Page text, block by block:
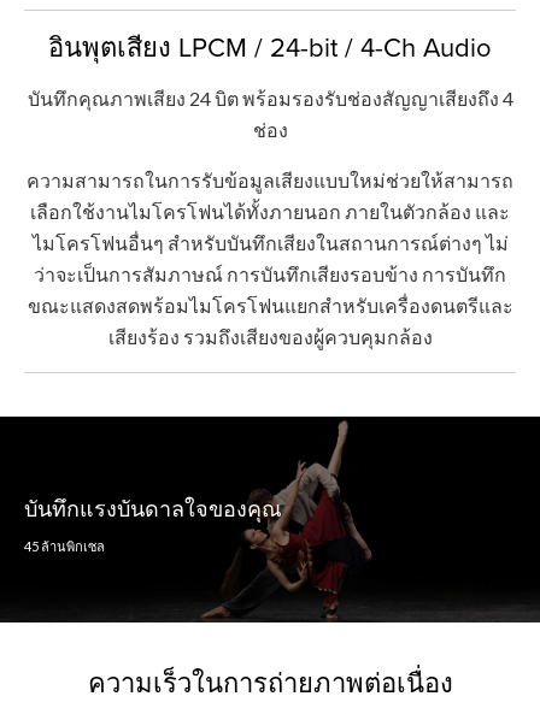
อินพุตเสียง LPCM / 24-bit / 4-Ch Audio
บันทึกคุณภาพเสียง 24 บิต พร้อมรองรับช่องสัญญาเสียงถึง 4
ช่อง
ความสามารถในการรับข้อมูลเสียงแบบใหม่ช่วยให้สามารถ
เลือกใช้งานไมโครโฟนได้ทั้งภายนอก ภายในตัวกล้อง และ
ไมโครโฟนอื่นๆ สำหรับบันทึกเสียงในสถานการณ์ต่างๆ ไม่
ว่าจะเป็นการสัมภาษณ์ การบันทึกเสียงรอบข้าง การบันทึก
ขณะแสดงสดพร้อมไมโครโฟนแยกสำหรับเครื่องดนตรีและ
เสียงร้อง รวมถึงเสียงของผู้ควบคุมกล้อง
บันทึกแรงบันดาลใจของคุณ
45 ล้านพิกเซล
ความเร็วในการถ่ายภาพต่อเนื่อง